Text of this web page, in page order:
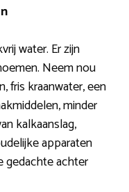
water. Er zijn
Neem nou
fris kraanwater, een
minder
kalkaanslag,
apparaten
gedachte achter